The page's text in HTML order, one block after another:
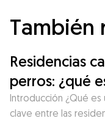
También
Residencias
perros: ¿qué
Introducción ¿Qué es
clave entre las